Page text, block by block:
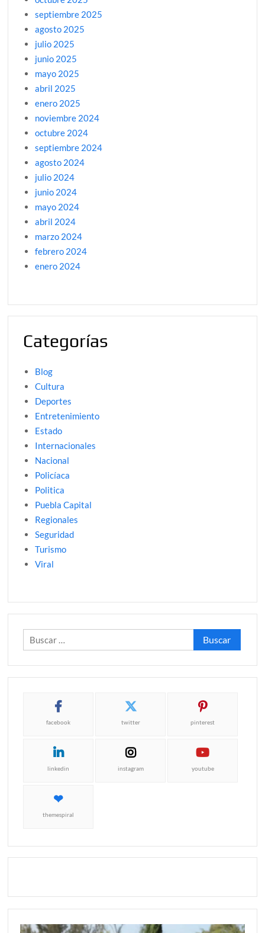
septiembre 2025
agosto 2025
julio 2025
junio 2025
mayo 2025
abril 2025
enero 2025
noviembre 2024
octubre 2024
septiembre 2024
agosto 2024
julio 2024
junio 2024
mayo 2024
abril 2024
marzo 2024
febrero 2024
enero 2024
Categorías
Blog
Cultura
Deportes
Entretenimiento
Estado
Internacionales
Nacional
Policíaca
Politica
Puebla Capital
Regionales
Seguridad
Turismo
Viral
Buscar:
facebook twitter pinterest
linkedin instagram youtube
themespiral